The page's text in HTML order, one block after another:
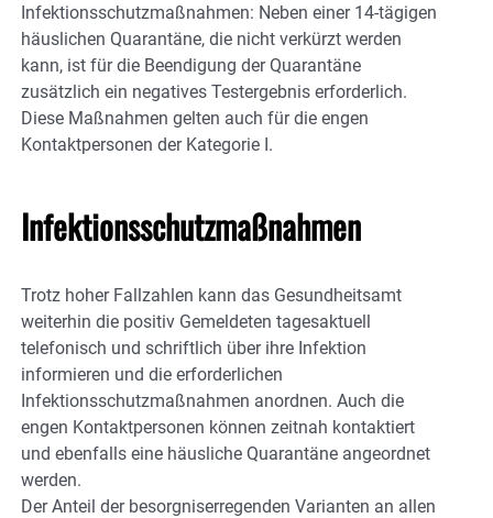
Infektionsschutzmaßnahmen: Neben einer 14-tägigen
häuslichen Quarantäne, die nicht verkürzt werden
kann, ist für die Beendigung der Quarantäne
zusätzlich ein negatives Testergebnis erforderlich.
Diese Maßnahmen gelten auch für die engen
Kontaktpersonen der Kategorie I.
Infektionsschutzmaßnahmen
Trotz hoher Fallzahlen kann das Gesundheitsamt
weiterhin die positiv Gemeldeten tagesaktuell
telefonisch und schriftlich über ihre Infektion
informieren und die erforderlichen
Infektionsschutzmaßnahmen anordnen. Auch die
engen Kontaktpersonen können zeitnah kontaktiert
und ebenfalls eine häusliche Quarantäne angeordnet
werden.
Der Anteil der besorgniserregenden Varianten an allen